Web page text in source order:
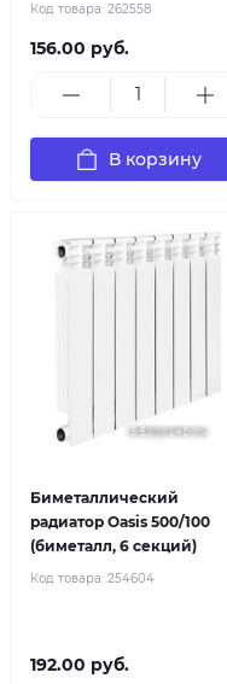
Код товара: 262558
156.00 руб.
В корзину
Биметаллический
радиатор Oasis 500/100
(биметалл, 6 секций)
Код товара: 254604
192.00 руб.